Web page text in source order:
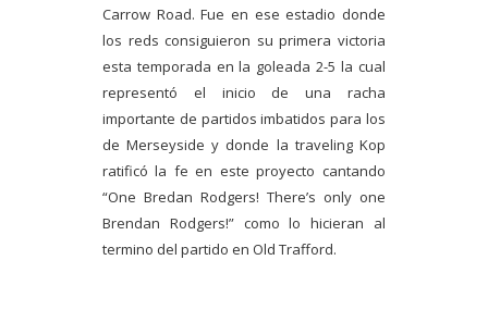
Carrow Road. Fue en ese estadio donde
los reds consiguieron su primera victoria
esta temporada en la goleada 2-5 la cual
representó el inicio de una racha
importante de partidos imbatidos para los
de Merseyside y donde la traveling Kop
ratificó la fe en este proyecto cantando
“One Bredan Rodgers! There’s only one
Brendan Rodgers!” como lo hicieran al
termino del partido en Old Trafford.